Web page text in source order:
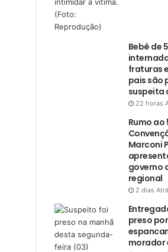
Bebê de
fraturas
pais são
suspeita
22 horas
Rumo ao
Marconi
governo
regional
2 dias
preso
morador